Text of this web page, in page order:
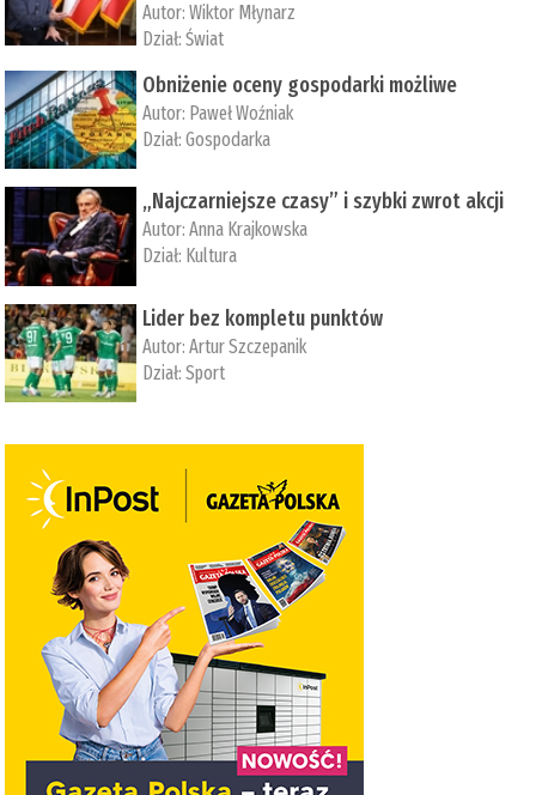
Autor:Wiktor Młynarz
Dział:Świat
Obniżenie oceny gospodarki możliwe
Autor: Paweł Woźniak
Dział:Gospodarka
„Najczarniejsze czasy” i szybki zwrot akcji
Autor:Anna Krajkowska
Dział: Kultura
Lider bez kompletu punktów
Autor:Artur Szczepanik
Dział:Sport